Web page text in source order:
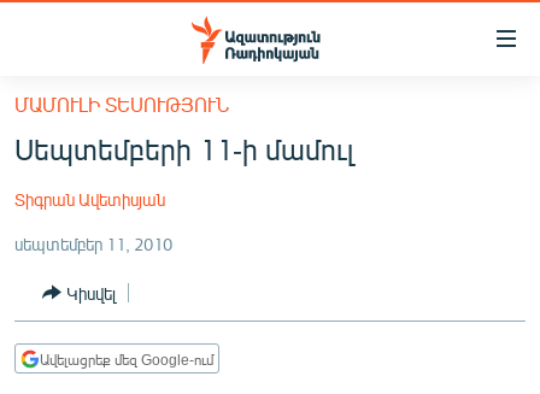
Մատչելիության
հիմնական
բովանդակությանը
հիմնական
մենյուին
ՀԱՅԱՍՏԱՆ
ՔԱՂԱՔԱԿԱՆ
ԸՆՏՐՈՒԹՅՈՒՆՆԵՐ 2026
ԻՐԱՎՈՒՆՔ
ՀԱՍԱՐԱԿՈՒԹՅՈՒՆ
ՄԱՄՈՒԼԻ ՏԵՍՈՒԹՅՈՒՆ
Սեպտեմբերի 11-ի մամուլ
Տիգրան Ավետիսյան
սեպտեմբեր 11, 2010
Կիսվել
Ավելացրեք մեզ Google-ում